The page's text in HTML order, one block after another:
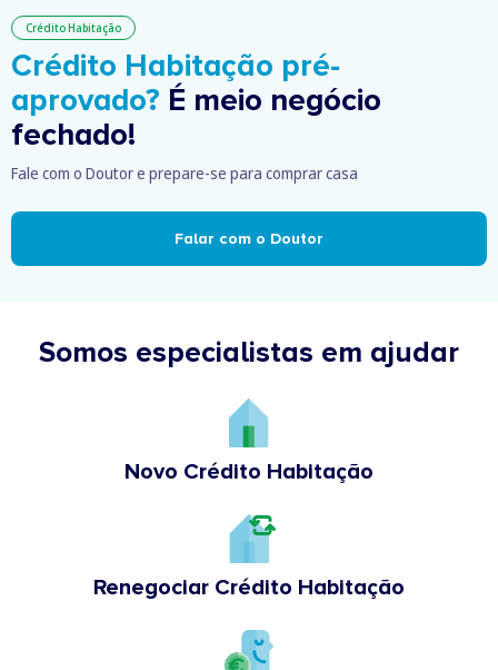
Crédito Habitação
Crédito Habitação pré-
aprovado? É meio negócio
fechado!
Fale com o Doutor e prepare-se para comprar casa
Falar com o Doutor
Somos especialistas em ajudar
Novo Crédito Habitação
Renegociar Crédito Habitação